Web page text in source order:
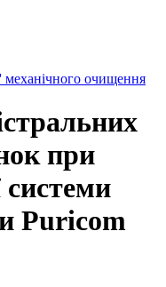
очищення
при
системи
Puricom